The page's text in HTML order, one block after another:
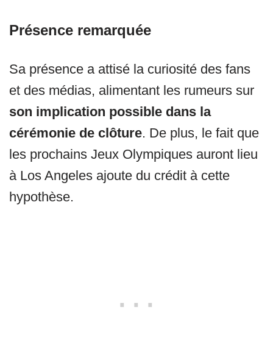
Présence remarquée
Sa présence a attisé la curiosité des fans
et des médias, alimentant les rumeurs sur
son implication possible dans la
cérémonie de clôture. De plus, le fait que
les prochains Jeux Olympiques auront lieu
à Los Angeles ajoute du crédit à cette
hypothèse.